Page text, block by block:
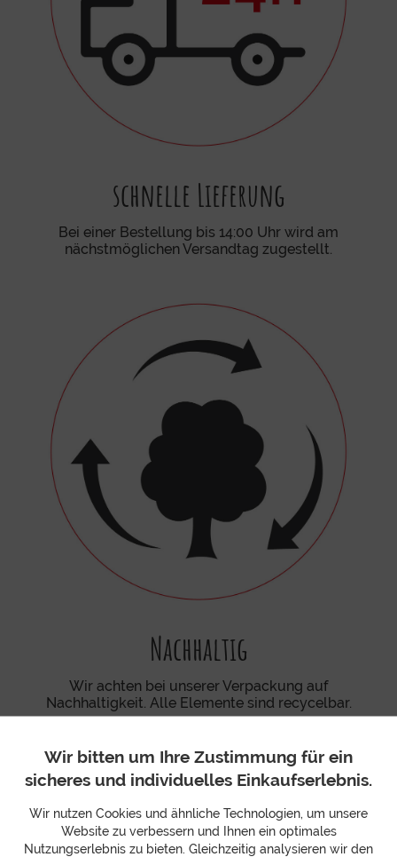
schnelle Lieferung
Bei einer Bestellung bis 14:00 Uhr wird am
nächstmöglichen Versandtag zugestellt.
Nachhaltig
Wir achten bei unserer Verpackung auf
Nachhaltigkeit. Alle Elemente sind recycelbar.
Wir bitten um Ihre Zustimmung für ein
sicheres und individuelles Einkaufserlebnis.
Wir nutzen Cookies und ähnliche Technologien, um unsere
Website zu verbessern und Ihnen ein optimales
Nutzungserlebnis zu bieten. Gleichzeitig analysieren wir den